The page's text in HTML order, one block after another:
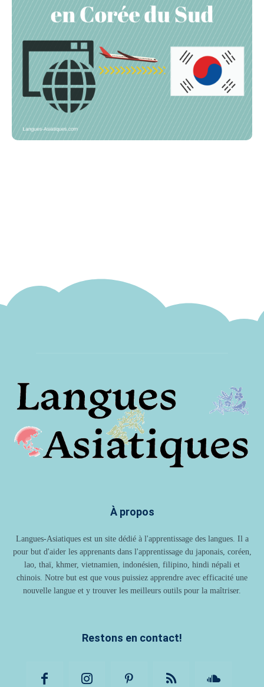
À propos
Langues-Asiatiques est un site dédié à l'apprentissage des langues. Il a
pour but d'aider les apprenants dans l'apprentissage du japonais, coréen,
lao, thaï, khmer, vietnamien, indonésien, filipino, hindi népali et
chinois. Notre but est que vous puissiez apprendre avec efficacité une
nouvelle langue et y trouver les meilleurs outils pour la maîtriser.
Restons en contact!